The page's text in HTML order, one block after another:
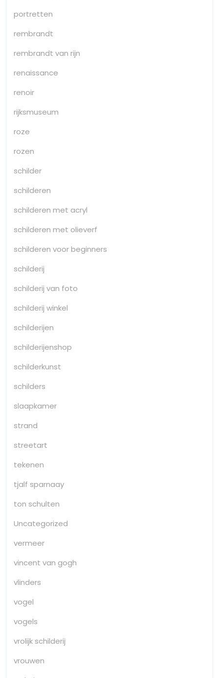
portretten
rembrandt
rembrandt van rijn
renaissance
renoir
rijksmuseum
roze
rozen
schilder
schilderen
schilderen met acryl
schilderen met olieverf
schilderen voor beginners
schilderij
schilderij van foto
schilderij winkel
schilderijen
schilderijenshop
schilderkunst
schilders
slaapkamer
strand
streetart
tekenen
tjalf sparnaay
ton schulten
Uncategorized
vermeer
vincent van gogh
vlinders
vogel
vogels
vrolijk schilderij
vrouwen